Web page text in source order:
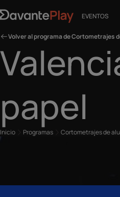
EVENTOS
Volver al programa de Cortometrajes
papel
Inicio Programas Cortometrajes de